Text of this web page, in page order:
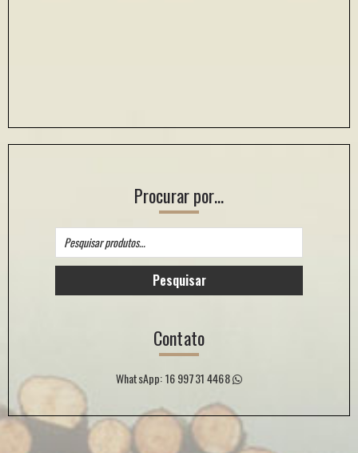
Procurar por…
Pesquisar
por:
Pesquisar
Contato
WhatsApp: 16 99731 4468